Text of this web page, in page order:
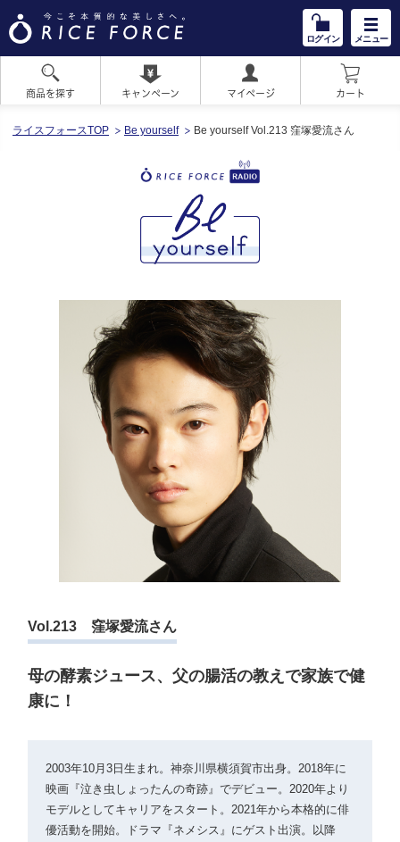
ログイン メニュー
商品を探す キャンペーン マイページ カート
ライスフォースTOP Be yourself Be yourself Vol.213 窪塚愛流さん
Vol.213 窪塚愛流さん
母の酵素ジュース、父の腸活の教えで家族で健
康に！
2003年10月3日生まれ。神奈川県横須賀市出身。2018年に
映画『泣き虫しょったんの奇跡』でデビュー。2020年より
モデルとしてキャリアをスタート。2021年から本格的に俳
優活動を開始。ドラマ『ネメシス』にゲスト出演。以降